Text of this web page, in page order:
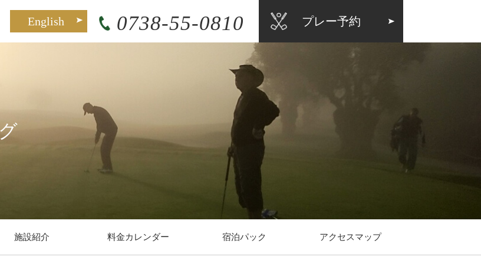
English 0738-55-0810 プレー予約
施設紹介 料金カレンダー 宿泊パック アクセスマップ